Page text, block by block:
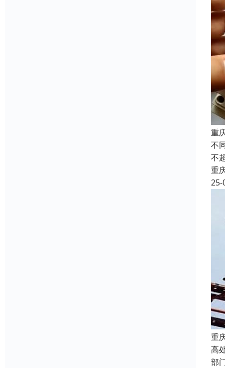
重
不
不
重
25-
重
高
部